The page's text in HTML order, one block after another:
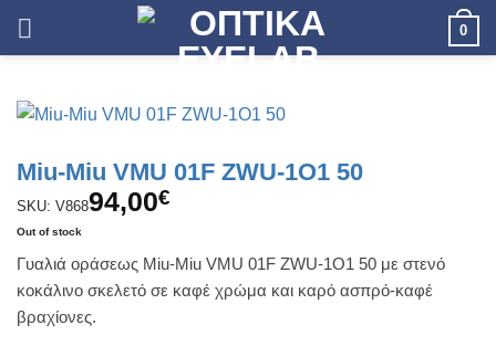
0
Miu-Miu VMU 01F ZWU-1O1 50
SKU: V86894,00€
Out of stock
Γυαλιά οράσεως Miu-Miu VMU 01F ZWU-1O1 50 με στενό
κοκάλινο σκελετό σε καφέ χρώμα και καρό ασπρό-καφέ
βραχίονες.